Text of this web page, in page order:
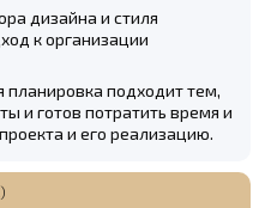
дизайна и стиля
к организации
подходит тем,
и готов потратить время и
и его реализацию.